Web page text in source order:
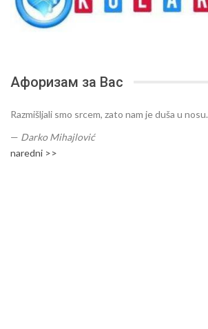
Афоризам за Вас
Razmišljali smo srcem, zato nam je duša u nosu.
— Darko Mihajlović
naredni >>